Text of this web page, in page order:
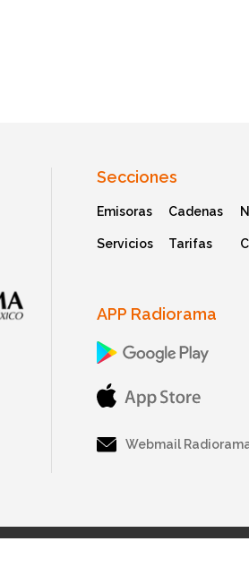
Secciones
Emisoras Cadenas
Servicios Tarifas
APP Radiorama
Webmail